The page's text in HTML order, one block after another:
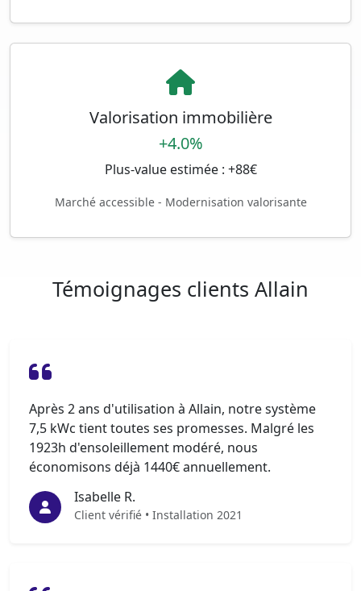
Valorisation immobilière
+4.0%
Plus-value estimée : +88€
Marché accessible - Modernisation valorisante
Témoignages clients Allain
Après 2 ans d'utilisation à Allain, notre système
7,5 kWc tient toutes ses promesses. Malgré les
1923h d'ensoleillement modéré, nous
économisons déjà 1440€ annuellement.
Isabelle R.
Client vérifié • Installation 2021